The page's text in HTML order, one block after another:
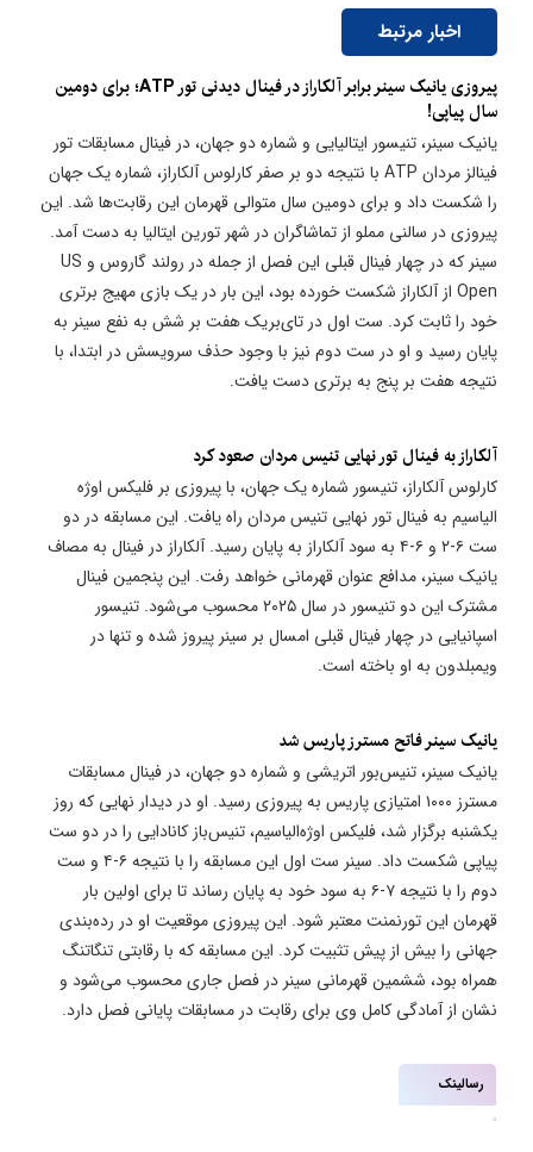
اخبار مرتبط
پیروزی یانیک سینر برابر آلکاراز در فینال دیدنی تور ATP؛ برای دومین
سال پیاپی!
یانیک سینر، تنیسور ایتالیایی و شماره دو جهان، در فینال مسابقات تور
فینالز مردان ATP با نتیجه دو بر صفر کارلوس آلکاراز، شماره یک جهان
را شکست داد و برای دومین سال متوالی قهرمان این رقابت‌ها شد. این
پیروزی در سالنی مملو از تماشاگران در شهر تورین ایتالیا به دست آمد.
سینر که در چهار فینال قبلی این فصل از جمله در رولند گاروس و US
Open از آلکاراز شکست خورده بود، این بار در یک بازی مهیج برتری
خود را ثابت کرد. ست اول در تای‌بریک هفت بر شش به نفع سینر به
پایان رسید و او در ست دوم نیز با وجود حذف سرویسش در ابتدا، با
نتیجه هفت بر پنج به برتری دست یافت.
آلکاراز به فینال تور نهایی تنیس مردان صعود کرد
کارلوس آلکاراز، تنیسور شماره یک جهان، با پیروزی بر فلیکس اوژه
الیاسیم به فینال تور نهایی تنیس مردان راه یافت. این مسابقه در دو
ست ۶-۲ و ۶-۴ به سود آلکاراز به پایان رسید. آلکاراز در فینال به مصاف
یانیک سینر، مدافع عنوان قهرمانی خواهد رفت. این پنجمین فینال
مشترک این دو تنیسور در سال ۲۰۲۵ محسوب می‌شود. تنیسور
اسپانیایی در چهار فینال قبلی امسال بر سینر پیروز شده و تنها در
ویمبلدون به او باخته است.
یانیک سینر فاتح مسترز پاریس شد
یانیک سینر، تنیس‌بور اتریشی و شماره دو جهان، در فینال مسابقات
مسترز ۱۰۰۰ امتیازی پاریس به پیروزی رسید. او در دیدار نهایی که روز
یکشنبه برگزار شد، فلیکس اوژه‌الیاسیم، تنیس‌باز کانادایی را در دو ست
پیاپی شکست داد. سینر ست اول این مسابقه را با نتیجه ۶-۴ و ست
دوم را با نتیجه ۷-۶ به سود خود به پایان رساند تا برای اولین بار
قهرمان این تورنمنت معتبر شود. این پیروزی موقعیت او در رده‌بندی
جهانی را بیش از پیش تثبیت کرد. این مسابقه که با رقابتی تنگاتنگ
همراه بود، ششمین قهرمانی سینر در فصل جاری محسوب می‌شود و
نشان از آمادگی کامل وی برای رقابت در مسابقات پایانی فصل دارد.
رسالینک